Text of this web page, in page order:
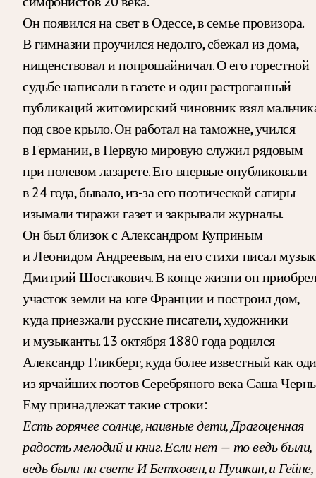
Он появился на свет в Одессе, в семье провизора.
В гимназии проучился недолго, сбежал из дома,
нищенствовал и попрошайничал. О его горестной
судьбе написали в газете и один растроганный
публикаций житомирский чиновник взял
под свое крыло. Он работал на таможне, учился
в Германии, в Первую мировую служил рядовым
при полевом лазарете. Его впервые опубликовали
в 24 года, бывало, из-за его поэтической сатиры
изымали тиражи газет и закрывали журналы.
Он был близок с Александром Куприным
и Леонидом Андреевым, на его стихи писал
Дмитрий Шостакович. В конце жизни он
участок земли на юге Франции и построил дом,
куда приезжали русские писатели, художники
и музыканты. 13 октября 1880 года родился
Александр Гликберг, куда более известный как
из ярчайших поэтов Серебряного века Саша
Ему принадлежат такие строки:
Есть горячее солнце, наивные дети,Драгоценная
радость мелодий и книг.Если нет — то ведь были,
ведь были на светеИ Бетховен, и Пушкин, и Гейне,